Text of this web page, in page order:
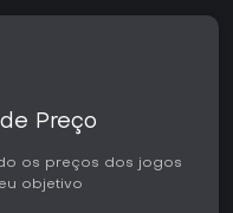
Preço
os preços dos jogos
objetivo